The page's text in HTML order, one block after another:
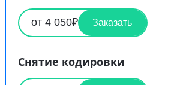
от 4 050₽ Заказать
Снятие кодировки